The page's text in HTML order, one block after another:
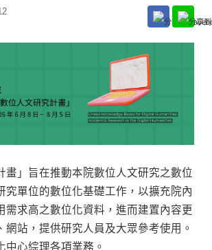
畫」旨在推動本院數位人文研究之數位
究單位的數位化基礎工作，以擴充院內
需求高之數位化資料，進而建置內容更
網站，提供研究人員及大眾參考使用。
中心綜理各項業務。